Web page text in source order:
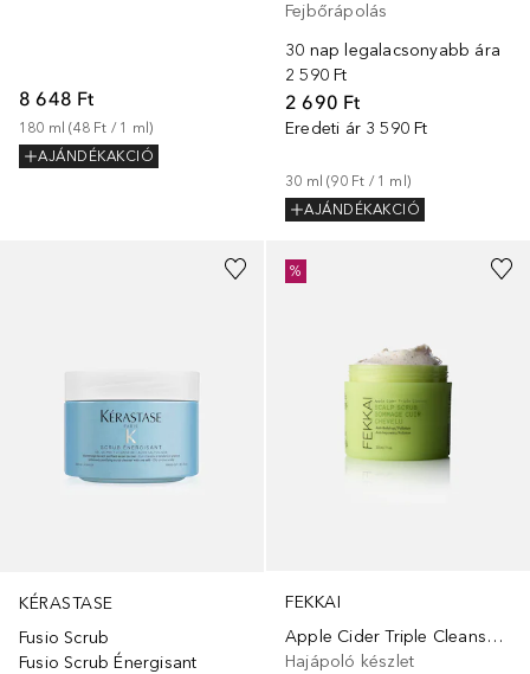
8 648 Ft
180 ml (48 Ft / 1 ml)
AJÁNDÉKAKCIÓ
Fejbőrápolás
30 nap legalacsonyabb ára
2 590 Ft
2 690 Ft
Eredeti ár 3 590 Ft
30 ml (90 Ft / 1 ml )
AJÁNDÉKAKCIÓ
KÉRASTASE
Fusio Scrub
Fusio Scrub Énergisant
FEKKAI
Apple Cider Triple Cleanse Scalp Scrub
Hajápoló készlet
%